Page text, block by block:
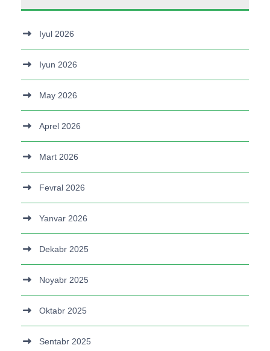
Iyul 2026
Iyun 2026
May 2026
Aprel 2026
Mart 2026
Fevral 2026
Yanvar 2026
Dekabr 2025
Noyabr 2025
Oktabr 2025
Sentabr 2025